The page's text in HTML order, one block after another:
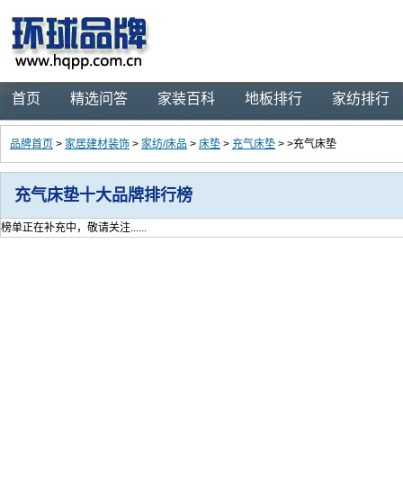
首页 精选问答 家装百科 地板排行 家纺排行
品牌首页 > 家居建材装饰 > 家纺/床品 > 床垫 > 充气床垫 > >充气床垫
充气床垫十大品牌排行榜
榜单正在补充中，敬请关注......